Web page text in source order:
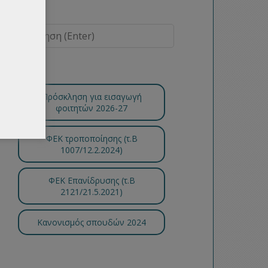
Πρόσκληση για εισαγωγή
φοιτητών 2026-27
ΦΕΚ τροποποίησης (τ.B
1007/12.2.2024)
ΦΕΚ Επανίδρυσης (τ.Β
2121/21.5.2021)
Κανονισμός σπουδών 2024